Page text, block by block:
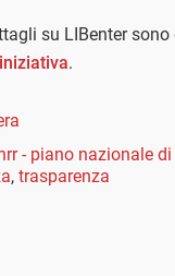
su LIBenter
.
- piano nazionale
, trasparenza